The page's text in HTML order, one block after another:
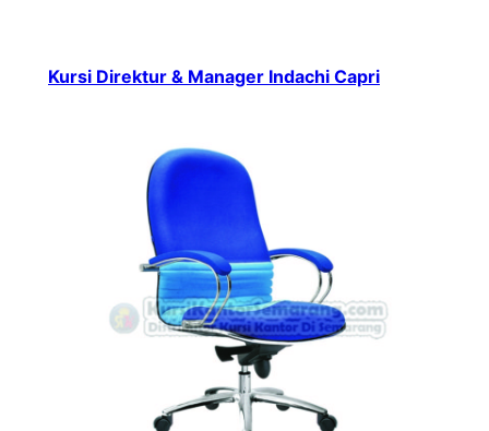
Kursi Direktur & Manager Indachi Capri